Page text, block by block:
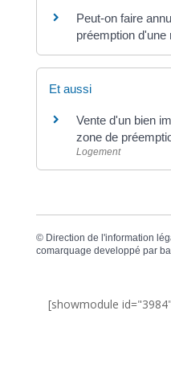
Peut-on faire
préemption d'une
Et aussi
Vente d'un bien
zone de
Logement
© Direction de l'information
comarquage developpé par
[showmodule